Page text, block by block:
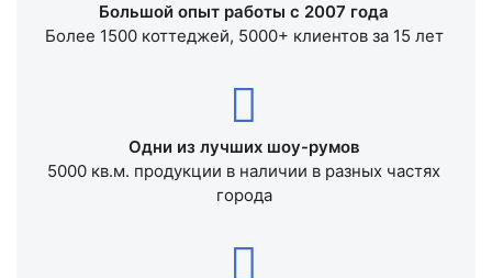
Большой опыт работы с 2007 года
Более 1500 коттеджей, 5000+ клиентов за 15 лет
Одни из лучших шоу-румов
5000 кв.м. продукции в наличии в разных частях
города